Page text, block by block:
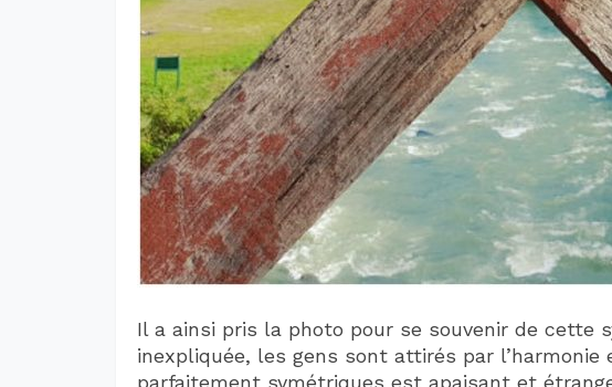
Il a ainsi pris la photo pour se souvenir de cette
inexpliquée, les gens sont attirés par l’harmonie
parfaitement symétriques est apaisant et